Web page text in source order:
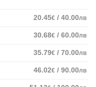
20.45€ / 40.00лв
30.68€ / 60.00лв
35.79€ / 70.00лв
46.02€ / 90.00лв